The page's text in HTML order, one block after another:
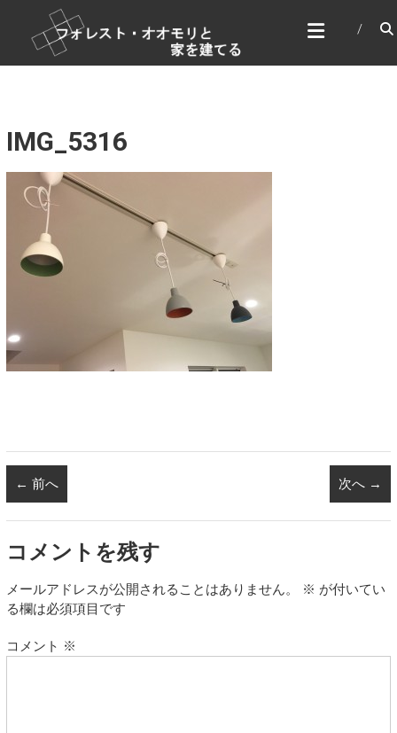
ン
フォレスト・オオモリと家
を建てる
家づくり＆DIY
IMG_5316
← 前へ 次へ →
コメントを残す
メールアドレスが公開されることはありません。 ※ が付いてい
る欄は必須項目です
コメント ※